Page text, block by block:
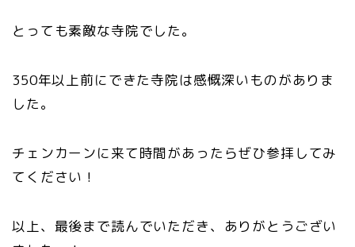
とっても素敵な寺院でした。
350年以上前にできた寺院は感慨深いものがありま
した。
チェンカーンに来て時間があったらぜひ参拝してみ
てください！
以上、最後まで読んでいただき、ありがとうござい